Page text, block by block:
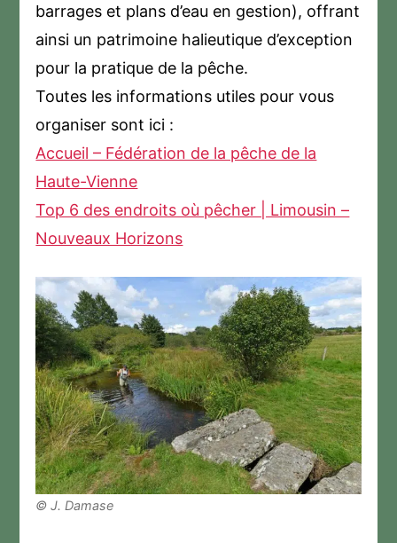
barrages et plans d’eau en gestion), offrant
ainsi un patrimoine halieutique d’exception
pour la pratique de la pêche.
Toutes les informations utiles pour vous
organiser sont ici :
Accueil – Fédération de la pêche de la
Haute-Vienne
Top 6 des endroits où pêcher | Limousin –
Nouveaux Horizons
© J. Damase